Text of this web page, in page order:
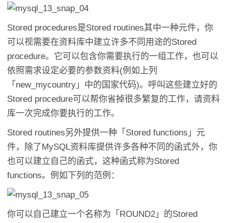
Stored procedures是Stored routines其中一种元件，你
可以视需要在资料库中建立许多不同用途的Stored
procedure。它可以包含你需要执行的一组工作，也可以
依照需求设定必要的参数资料(例如上列
「new_mycountry」中的国家代码)。呼叫这些建立好的
Stored procedure可以帮你省掉很多繁复的工作，请资料
库一次完成你要执行的工作。
Stored routines另外提供一种「Stored functions」元
件，除了MySQL资料库提供许多各种不同的函式外，你
也可以建立自己的函式，这种函式称为Stored
functions。例如下列的范例：
你可以自己建立一个名称为「ROUND2」的Stored